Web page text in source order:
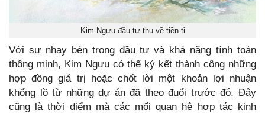
Kim Ngưu đầu tư thu về tiền tỉ
Với sự nhạy bén trong đầu tư và khả năng tính toán
thông minh, Kim Ngưu có thể ký kết thành công những
hợp đồng giá trị hoặc chốt lời một khoản lợi nhuận
khổng lồ từ những dự án đã theo đuổi trước đó. Đây
cũng là thời điểm mà các mối quan hệ hợp tác kinh